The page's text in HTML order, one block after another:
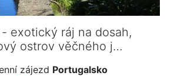
exotický ráj na dosah,
ostrov věčného j…
zájezd Portugalsko